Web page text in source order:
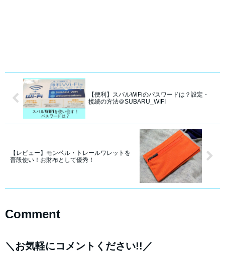
【便利】スバルWiFiのパスワードは？設定・
接続の方法＠SUBARU_WIFI
【レビュー】モンベル・トレールワレットを
普段使い！お財布として優秀！
Comment
＼お気軽にコメントください!!／